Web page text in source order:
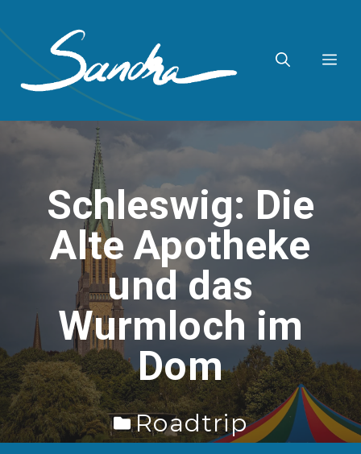
Inhalt
springen
Schleswig: Die
Alte Apotheke
und das
Wurmloch im
Dom
Roadtrip